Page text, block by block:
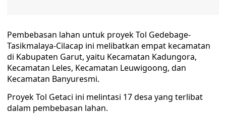
Pembebasan lahan untuk proyek Tol Gedebage-
Tasikmalaya-Cilacap ini melibatkan empat kecamatan
di Kabupaten Garut, yaitu Kecamatan Kadungora,
Kecamatan Leles, Kecamatan Leuwigoong, dan
Kecamatan Banyuresmi.
Proyek Tol Getaci ini melintasi 17 desa yang terlibat
dalam pembebasan lahan.